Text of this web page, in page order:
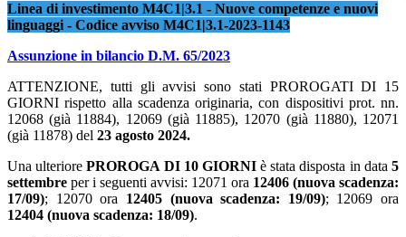
Linea di investimento M4C1|3.1 - Nuove competenze e nuovi
linguaggi - Codice avviso M4C1|3.1-2023-1143
Assunzione in bilancio D.M. 65/2023
ATTENZIONE, tutti gli avvisi sono stati PROROGATI DI 15
GIORNI rispetto alla scadenza originaria, con dispositivi prot. nn.
12068 (già 11884), 12069 (già 11885), 12070 (già 11880), 12071
(già 11878) del 23 agosto 2024.
Una ulteriorePROROGA DI 10 GIORNIè stata disposta in data 5
settembre per i seguenti avvisi: 12071 ora 12406 (nuova scadenza:
17/09); 12070 ora 12405 (nuova scadenza: 19/09); 12069 ora
12404 (nuova scadenza: 18/09).